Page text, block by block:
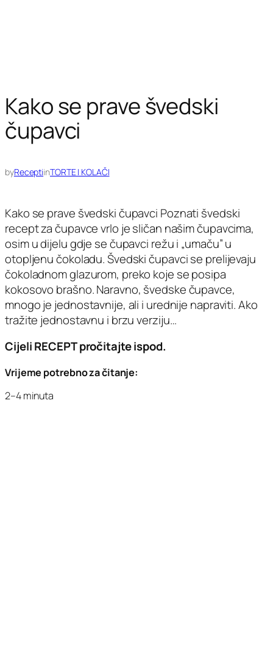
Kako se prave švedski
čupavci
byReceptiinTORTE I KOLAČI
Kako se prave švedski čupavci Poznati švedski
recept za čupavce vrlo je sličan našim čupavcima,
osim u dijelu gdje se čupavci režu i „umaču” u
otopljenu čokoladu. Švedski čupavci se prelijevaju
čokoladnom glazurom, preko koje se posipa
kokosovo brašno. Naravno, švedske čupavce,
mnogo je jednostavnije, ali i urednije napraviti. Ako
tražite jednostavnu i brzu verziju…
Cijeli RECEPT pročitajte ispod.
Vrijeme potrebno za čitanje:
2–4 minuta